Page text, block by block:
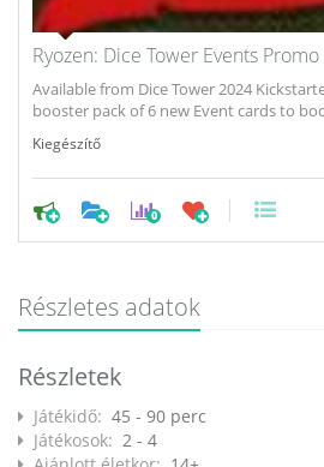
Ryozen: Dice Tower Events Promo
Available from Dice Tower 2024
booster pack of 6 new Event cards to
Kiegészítő
0
Részletes adatok
Részletek
Játékidő: 45 - 90 perc
Játékosok: 2 - 4